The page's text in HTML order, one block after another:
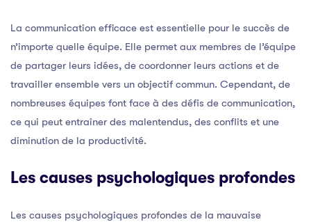
La communication efficace est essentielle pour le succès de
n’importe quelle équipe. Elle permet aux membres de l’équipe
de partager leurs idées, de coordonner leurs actions et de
travailler ensemble vers un objectif commun. Cependant, de
nombreuses équipes font face à des défis de communication,
ce qui peut entraîner des malentendus, des conflits et une
diminution de la productivité.
Les causes psychologiques profondes
Les causes psychologiques profondes de la mauvaise